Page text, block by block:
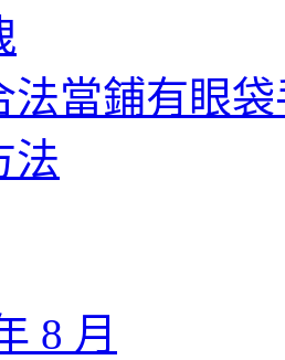
法當鋪有眼
法
8 月